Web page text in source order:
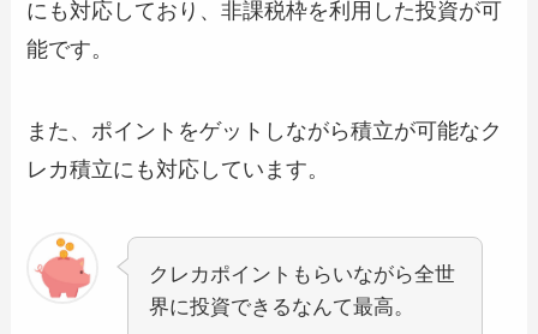
にも対応しており、非課税枠を利用した投資が可
能です。
また、ポイントをゲットしながら積立が可能なク
レカ積立にも対応しています。
クレカポイントもらいながら全世
界に投資できるなんて最高。